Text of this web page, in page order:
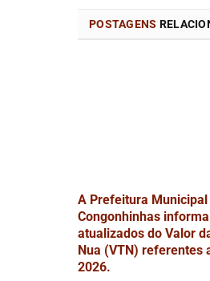
POSTAGENS
A Prefeitura Municipal
Congonhinhas
atualizados do Valor
Nua (VTN) referentes
2026.